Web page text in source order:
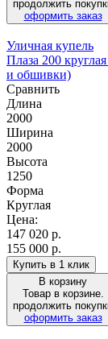
продолжить
оформить заказ
Уличная купель
Плаза 200
и обшивки)
Сравнить
Длина
2000
Ширина
2000
Высота
1250
Форма
Круглая
Цена:
147 020 р.
155 000 р.
Купить в 1 клик
В корзину
Товар в корзине.
продолжить
оформить заказ